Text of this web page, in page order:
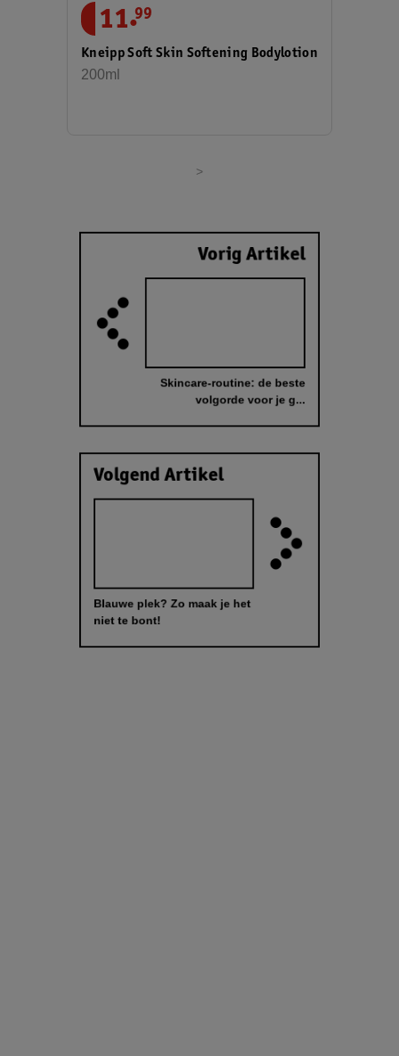
11.99
Kneipp Soft Skin Softening Bodylotion
200ml
>
Vorig Artikel
Skincare-routine: de beste
volgorde voor je g...
Volgend Artikel
Blauwe plek? Zo maak je het
niet te bont!